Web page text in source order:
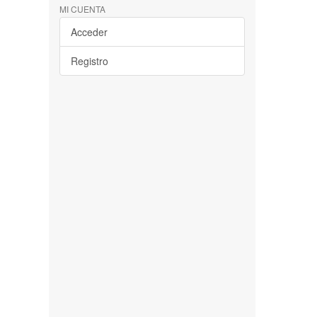
MI CUENTA
Acceder
Registro